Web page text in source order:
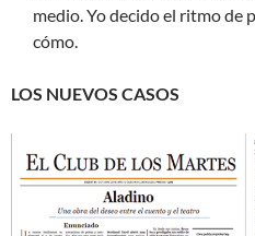
medio. Yo decido el ritmo de
cómo.
LOS NUEVOS CASOS